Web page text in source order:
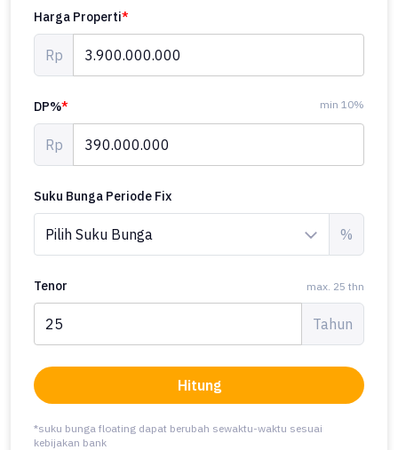
Harga Properti*
Rp
DP%* min 10%
Rp
Suku Bunga Periode Fix
%
Tenor max. 25 thn
Tahun
Hitung
*suku bunga floating dapat berubah sewaktu-waktu sesuai
kebijakan bank